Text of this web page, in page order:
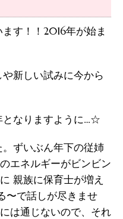
す！！2016年が始ま
新しい試みに今から
となりますように…☆
ずいぶん年下の従姉
エネルギーがビンビン
親族に保育士が増え
〜で話しが尽きませ
は通じないので、それ